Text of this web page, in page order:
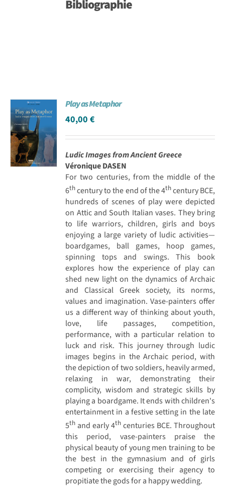
Bibliographie
Play as Metaphor
40,00€
Ludic Images from Ancient Greece
Véronique DASEN
For two centuries, from the middle of the
6thcentury to the end of the 4thcentury BCE,
hundreds of scenes of play were depicted
on Attic and South Italian vases. They bring
to life warriors, children, girls and boys
enjoying a large variety of ludic activities—
boardgames, ball games, hoop games,
spinning tops and swings. This book
explores how the experience of play can
shed new light on the dynamics of Archaic
and Classical Greek society, its norms,
values and imagination. Vase-painters offer
us a different way of thinking about youth,
love, life passages, competition,
performance, with a particular relation to
luck and risk. This journey through ludic
images begins in the Archaic period, with
the depiction of two soldiers, heavily armed,
relaxing in war, demonstrating their
complicity, wisdom and strategic skills by
playing a boardgame. It ends with children's
entertainment in a festive setting in the late
5th and early 4th centuries BCE. Throughout
this period, vase-painters praise the
physical beauty of young men training to be
the best in the gymnasium and of girls
competing or exercising their agency to
propitiate the gods for a happy wedding.